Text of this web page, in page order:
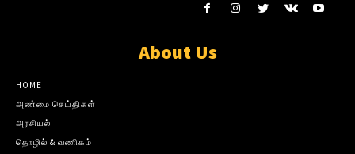
About Us
HOME
அண்மை செய்திகள்
அரசியல்
தொழில் & வணிகம்